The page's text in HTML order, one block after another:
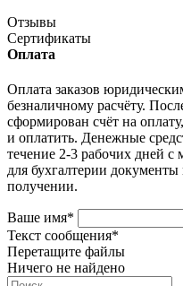
Отзывы
Сертификаты
Оплата
Оплата заказов
безналичному расчёту.
сформирован счёт на
и оплатить. Денежные
течение 2-3 рабочих дней
для бухгалтерии
получении.
Ваше имя*
Текст сообщения*
Перетащите файлы
Ничего не найдено